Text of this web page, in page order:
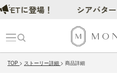
TOP ストーリー詳細 商品詳細
に登場！ シアバター